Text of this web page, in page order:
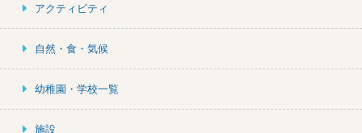
アクティビティ
自然・食・気候
幼稚園・学校一覧
施設